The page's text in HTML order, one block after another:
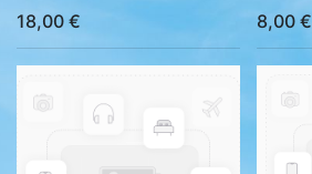
18,00 €
8,00€